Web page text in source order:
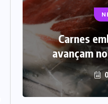
Carnes
avançam